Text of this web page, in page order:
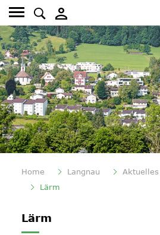
Kopfzeile
Home Langnau Aktuelles
Lärm
Inhalt
Lärm
Fusszeile